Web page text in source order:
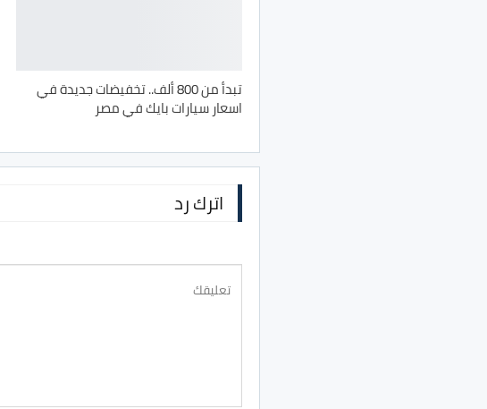
تبدأ من 800 ألف.. تخفيضات جديدة في
اسعار سيارات بايك في مصر
اترك رد